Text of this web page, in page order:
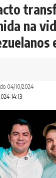
na
14:13
04/10/2024